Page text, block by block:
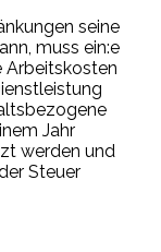
seine
muss ein:e
Arbeitskosten
Jahr
werden und
Steuer